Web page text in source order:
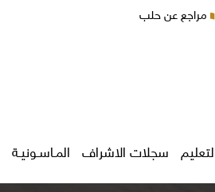
مراجع عن حلب
سجلات الاشراف المـاسـونيـة